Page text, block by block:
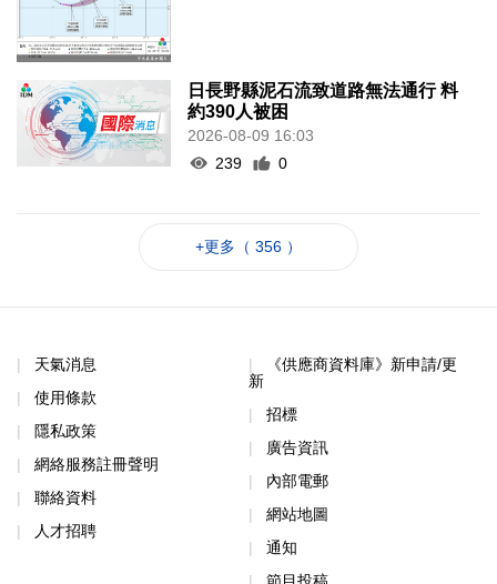
日長野縣泥石流致道路無法通行 料
約390人被困
2026-08-09 16:03
239
0
+更多（ 356 ）
天氣消息
使用條款
隱私政策
網絡服務註冊聲明
聯絡資料
人才招聘
《供應商資料庫》新申請/更
新
招標
廣告資訊
內部電郵
網站地圖
通知
節目投稿